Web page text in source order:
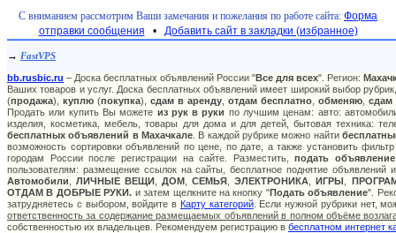
С вниманием рассмотрим Ваши замечания и пожелания по работе сайта: Форма
отправки сообщения • Добавить сайт в закладки (избранное)
→ FastVPS
bb.rusbic.ru – Доска бесплатных объявлений России "Все для всех". Регион:
Ваших товаров и услуг. Доска бесплатных объявлений имеет широкий выбор
(продажа), куплю (покупка), сдам в аренду отдам бесплатно обменяю сдам
Продать или купить Вы можете из рук в руки по лучшим ценам: авто:
изделия, косметика, мебель, товары для дома и для детей, бытовая техника:
бесплатных объявлений в Махачкале. В каждой рубрике можно найти
возможность сортировки объявлений по цене, по дате, а также установить
городам России после регистрации на сайте. Разместить,подать
пользователям: размещение ссылок на сайты, бесплатное поднятие
Автомобили ,ЛИЧНЫЕ ВЕЩИ ,ДОМ ,СЕМЬЯ ,ЭЛЕКТРОНИКА ,ИГРЫ
ОТДАМ В ДОБРЫЕ РУКИ. и затем щелкните на кнопку "Подать объявление".
затрудняетесь с выбором, войдите в Карту категорий. Если нужной рубрики нет,
ответственность за содержание размещаемых объявлений в полном объёме
собственностью их владельцев. Рекомендуем регистрацию в бесплатном интернет